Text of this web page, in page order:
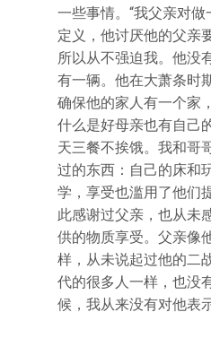
一些事情。“我父亲对
定义，他讨厌他的父亲
所以从不强迫我。他没
有一辆。他在大萧条时
确保他的家人有一个家
什么是好母亲也有自己
天三餐不挨饿。我和哥
过的东西：自己的床和
学，享受也滥用了他们
此感谢过父亲，也从未
供的物质享受。父亲像
样，从未说起过他的二
代的很多人一样，也没
候，我从来没有对他表